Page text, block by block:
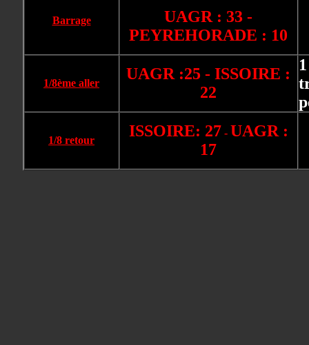
Barrage
UAGR : 33 -
PEYREHORADE : 10
1/8ème aller
UAGR :25 - ISSOIRE :
22
1/8 retour
ISSOIRE: 27 - UAGR :
17